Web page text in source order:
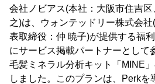
会社ノビアス(本社：大阪市住吉
之)は、ウォンテッドリー株式会
表取締役：仲 暁子)が提供する福
にサービス掲載パートナーとして
毛髪ミネラル分析キット「MINE
しました。このプランは、Perkを